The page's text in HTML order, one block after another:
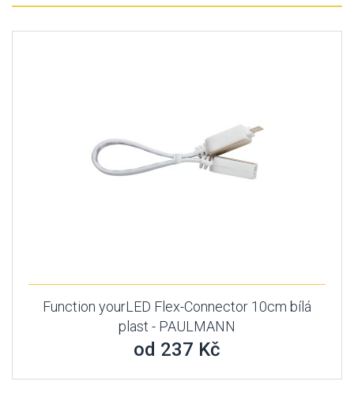
Function yourLED Flex-Connector 10cm bílá
plast - PAULMANN
od 237 Kč